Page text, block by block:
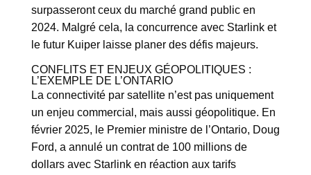
surpasseront ceux du marché grand public en
2024. Malgré cela, la concurrence avec Starlink et
le futur Kuiper laisse planer des défis majeurs.
CONFLITS ET ENJEUX GÉOPOLITIQUES :
L’EXEMPLE DE L’ONTARIO
La connectivité par satellite n’est pas uniquement
un enjeu commercial, mais aussi géopolitique. En
février 2025, le Premier ministre de l’Ontario, Doug
Ford, a annulé un contrat de 100 millions de
dollars avec Starlink en réaction aux tarifs